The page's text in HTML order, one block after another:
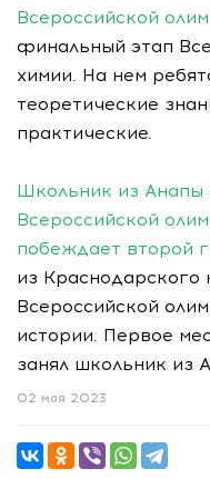
Всероссийской
финальный этап
химии. На нем
теоретические
практические.
Школьник из Анапы
Всероссийской
побеждает второй
из Краснодарского
Всероссийской
истории. Первое
занял школьник из
02 мая 2023